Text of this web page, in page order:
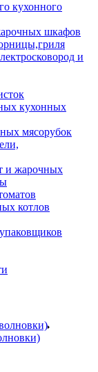
кухонного
шкафов
и
кухонных
мясорубок
и жарочных
котлов